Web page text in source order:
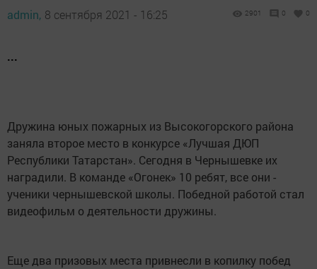
admin, 8 сентября 2021 - 16:25 2901 0 0
...
Дружина юных пожарных из Высокогорского района
заняла второе место в конкурсе «Лучшая ДЮП
Республики Татарстан». Сегодня в Чернышевке их
наградили. В команде «Огонек» 10 ребят, все они -
ученики чернышевской школы. Победной работой стал
видеофильм о деятельности дружины.
Еще два призовых места привнесли в копилку побед